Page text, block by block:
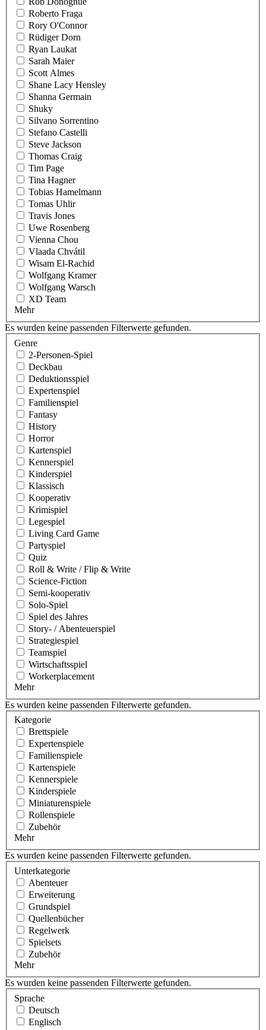
Roberto Fraga
Rory O'Connor
Rüdiger Dorn
Ryan Laukat
Sarah Maier
Scott Almes
Shane Lacy Hensley
Shanna Germain
Shuky
Silvano Sorrentino
Stefano Castelli
Steve Jackson
Thomas Craig
Tim Page
Tina Hagner
Tobias Hamelmann
Tomas Uhlir
Travis Jones
Uwe Rosenberg
Vienna Chou
Vlaada Chvátil
Wisam El-Rachid
Wolfgang Kramer
Wolfgang Warsch
XD Team
Mehr
Es wurden keine passenden Filterwerte gefunden.
Genre
2-Personen-Spiel
Deckbau
Deduktionsspiel
Expertenspiel
Familienspiel
Fantasy
History
Horror
Kartenspiel
Kennerspiel
Kinderspiel
Klassisch
Kooperativ
Krimispiel
Legespiel
Living Card Game
Partyspiel
Quiz
Roll & Write / Flip & Write
Science-Fiction
Semi-kooperativ
Solo-Spiel
Spiel des Jahres
Story- / Abenteuerspiel
Strategiespiel
Teamspiel
Wirtschaftsspiel
Workerplacement
Mehr
Es wurden keine passenden Filterwerte gefunden.
Kategorie
Brettspiele
Expertenspiele
Familienspiele
Kartenspiele
Kennerspiele
Kinderspiele
Miniaturenspiele
Rollenspiele
Zubehör
Mehr
Es wurden keine passenden Filterwerte gefunden.
Unterkategorie
Abenteuer
Erweiterung
Grundspiel
Quellenbücher
Regelwerk
Spielsets
Zubehör
Mehr
Es wurden keine passenden Filterwerte gefunden.
Sprache
Deutsch
Englisch